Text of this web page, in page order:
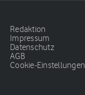
Redaktion
Impressum
Datenschutz
AGB
Cookie-Einstellungen